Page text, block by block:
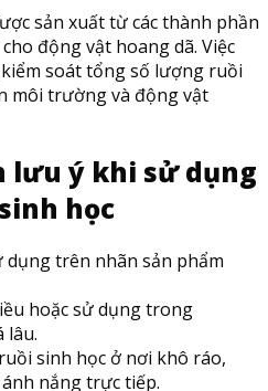
sản xuất từ các thành phần
động vật hoang dã. Việc
soát tổng số lượng ruồi
môi trường và động vật
lưu ý khi sử dụng
học
trên nhãn sản phẩm
hoặc sử dụng trong
lâu.
sinh học ở nơi khô ráo,
nắng trực tiếp.